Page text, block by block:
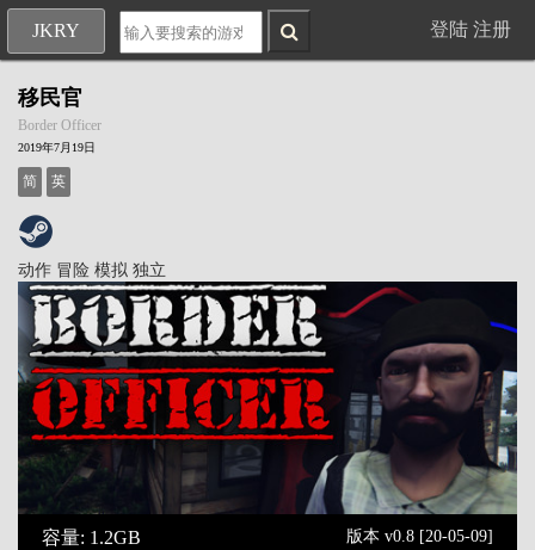
JKRY 登陆 注册
移民官
Border Officer
2019年7月19日
简 英
动作 冒险 模拟 独立
容量: 1.2GB 版本 v0.8 [20-05-09]